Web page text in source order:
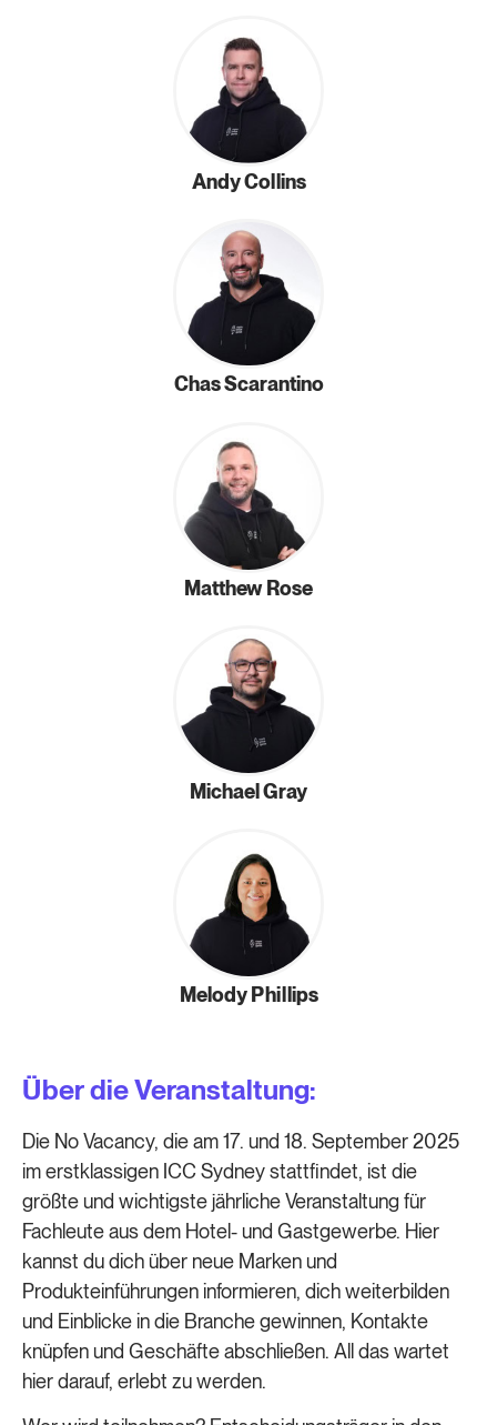
Andy Collins
Chas Scarantino
Matthew Rose
Michael Gray
Melody Phillips
Über die Veranstaltung:
Die No Vacancy, die am 17. und 18. September 2025
im erstklassigen ICC Sydney stattfindet, ist die
größte und wichtigste jährliche Veranstaltung für
Fachleute aus dem Hotel- und Gastgewerbe. Hier
kannst du dich über neue Marken und
Produkteinführungen informieren, dich weiterbilden
und Einblicke in die Branche gewinnen, Kontakte
knüpfen und Geschäfte abschließen. All das wartet
hier darauf, erlebt zu werden.